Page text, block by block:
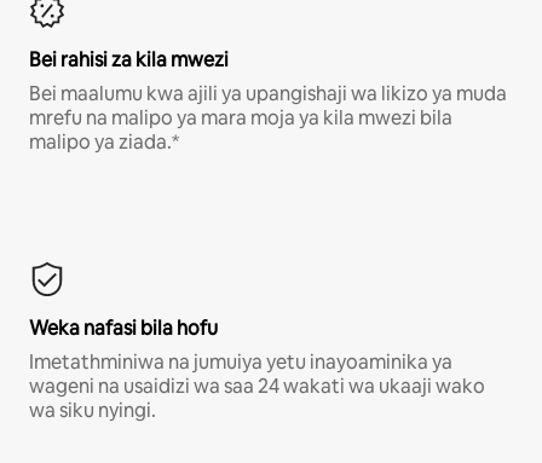
Bei rahisi za kila mwezi
Bei maalumu kwa ajili ya upangishaji wa likizo ya muda
mrefu na malipo ya mara moja ya kila mwezi bila
malipo ya ziada.*
Weka nafasi bila hofu
Imetathminiwa na jumuiya yetu inayoaminika ya
wageni na usaidizi wa saa 24 wakati wa ukaaji wako
wa siku nyingi.